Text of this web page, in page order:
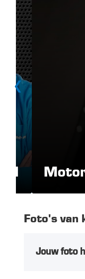
Foto's van
Jouw foto